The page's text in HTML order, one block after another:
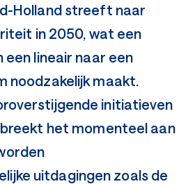
Holland streeft naar
in 2050, wat een
een lineair naar een
noodzakelijk maakt.
initiatieven
het momenteel aan
uitdagingen zoals de